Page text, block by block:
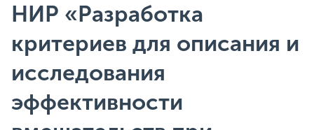
НИР «Разработка
критериев для описания и
исследования
эффективности